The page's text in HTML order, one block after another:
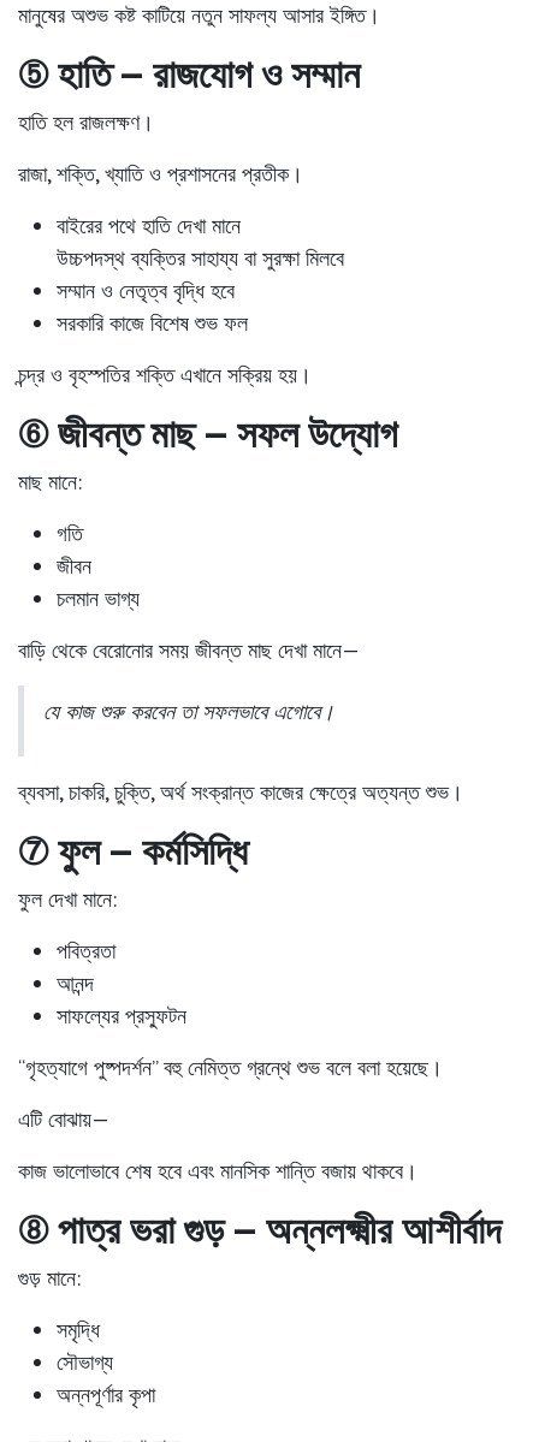
মানুষের অশুভ কষ্ট কাটিয়ে নতুন সাফল্য আসার ইঙ্গিত।
⑤ হাতি – রাজযোগ ও সম্মান
হাতি হল রাজলক্ষণ।
রাজা, শক্তি, খ্যাতি ও প্রশাসনের প্রতীক।
বাইরের পথে হাতি দেখা মানে
উচ্চপদস্থ ব্যক্তির সাহায্য বা সুরক্ষা মিলবে
সম্মান ও নেতৃত্ব বৃদ্ধি হবে
সরকারি কাজে বিশেষ শুভ ফল
চন্দ্র ও বৃহস্পতির শক্তি এখানে সক্রিয় হয়।
⑥ জীবন্ত মাছ – সফল উদ্যোগ
মাছ মানে:
গতি
জীবন
চলমান ভাগ্য
বাড়ি থেকে বেরোনোর সময় জীবন্ত মাছ দেখা মানে—
যে কাজ শুরু করবেন তা সফলভাবে এগোবে।
ব্যবসা, চাকরি, চুক্তি, অর্থ সংক্রান্ত কাজের ক্ষেত্রে অত্যন্ত শুভ।
⑦ ফুল – কর্মসিদ্ধি
ফুল দেখা মানে:
পবিত্রতা
আনন্দ
সাফল্যের প্রস্ফুটন
“গৃহত্যাগে পুষ্পদর্শন” বহু নেমিত্ত গ্রন্থে শুভ বলে বলা হয়েছে।
এটি বোঝায়—
কাজ ভালোভাবে শেষ হবে এবং মানসিক শান্তি বজায় থাকবে।
⑧ পাত্র ভরা গুড় – অন্নলক্ষ্মীর আশীর্বাদ
গুড় মানে:
সমৃদ্ধি
সৌভাগ্য
অন্নপূর্ণার কৃপা